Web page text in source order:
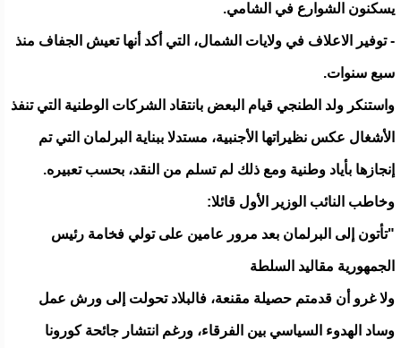
يسكنون الشوارع في الشامي.
- توفير الاعلاف في ولايات الشمال، التي أكد أنها تعيش الجفاف منذ
سبع سنوات.
واستنكر ولد الطنجي قيام البعض بانتقاد الشركات الوطنية التي تنفذ
الأشغال عكس نظيراتها الأجنبية، مستدلا ببناية البرلمان التي تم
إنجازها بأياد وطنية ومع ذلك لم تسلم من النقد، بحسب تعبيره.
وخاطب النائب الوزير الأول قائلا:
"تأتون إلى البرلمان بعد مرور عامين على تولي فخامة رئيس
الجمهورية مقاليد السلطة
ولا غرو أن قدمتم حصيلة مقنعة، فالبلاد تحولت إلى ورش عمل
وساد الهدوء السياسي بين الفرقاء، ورغم انتشار جائحة كورونا